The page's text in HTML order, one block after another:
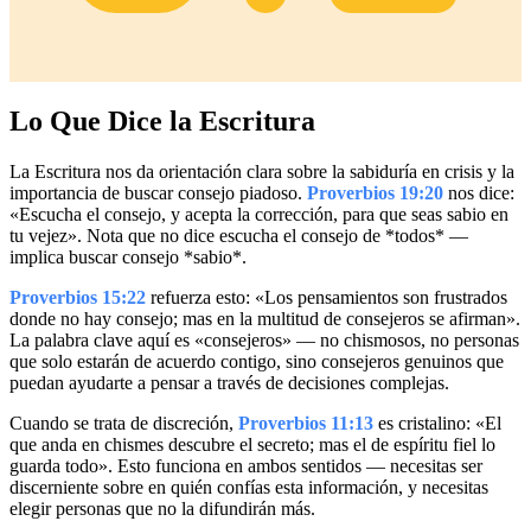
Lo Que Dice la Escritura
La Escritura nos da orientación clara sobre la sabiduría en crisis y la
importancia de buscar consejo piadoso. Proverbios 19:20 nos dice:
«Escucha el consejo, y acepta la corrección, para que seas sabio en
tu vejez». Nota que no dice escucha el consejo de *todos* —
implica buscar consejo *sabio*.
Proverbios 15:22 refuerza esto: «Los pensamientos son frustrados
donde no hay consejo; mas en la multitud de consejeros se afirman».
La palabra clave aquí es «consejeros» — no chismosos, no personas
que solo estarán de acuerdo contigo, sino consejeros genuinos que
puedan ayudarte a pensar a través de decisiones complejas.
Cuando se trata de discreción, Proverbios 11:13 es cristalino: «El
que anda en chismes descubre el secreto; mas el de espíritu fiel lo
guarda todo». Esto funciona en ambos sentidos — necesitas ser
discerniente sobre en quién confías esta información, y necesitas
elegir personas que no la difundirán más.